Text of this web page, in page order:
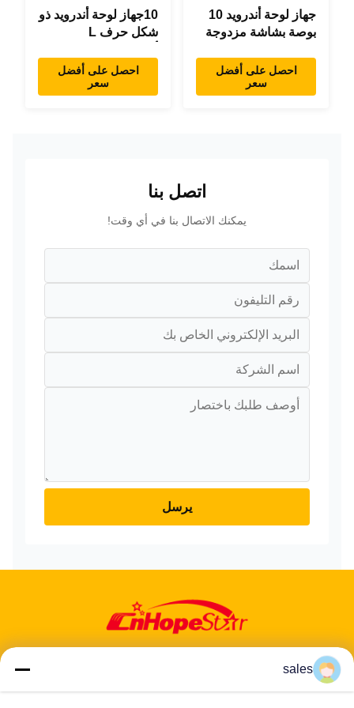
جهاز لوحة أندرويد 10
بوصة بشاشة مزدوجة
POE إعلانات جهاز
كمبيوتر لوحي
احصل على أفضل
سعر
10جهاز لوحة أندرويد ذو
شكل حرف L
جهاز لوحة IPS جهاز
لوحة لمس للمطعم
احصل على أفضل
سعر
اتصل بنا
يمكنك الاتصال بنا في أي وقت!
يرسل
sales